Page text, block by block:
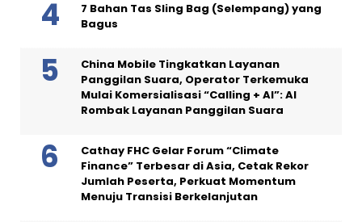
7 Bahan Tas Sling Bag (Selempang) yang
Bagus
China Mobile Tingkatkan Layanan
Panggilan Suara, Operator Terkemuka
Mulai Komersialisasi “Calling + AI”: AI
Rombak Layanan Panggilan Suara
Cathay FHC Gelar Forum “Climate
Finance” Terbesar di Asia, Cetak Rekor
Jumlah Peserta, Perkuat Momentum
Menuju Transisi Berkelanjutan